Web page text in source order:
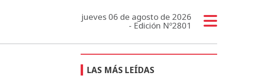
jueves 06 de agosto de 2026
- Edición Nº2801
LAS MÁS LEÍDAS